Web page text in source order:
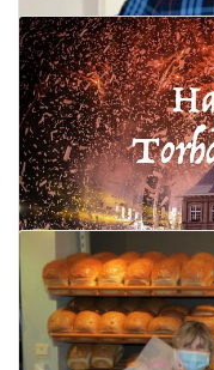
Twee
31 december 2020